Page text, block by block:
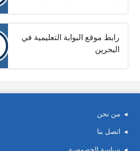
رابط موقع البوابة التعليمية في
البحرين
من نحن
اتصل بنا
سياسة الخصوصية